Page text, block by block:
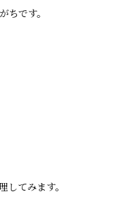
ちです。
してみます。